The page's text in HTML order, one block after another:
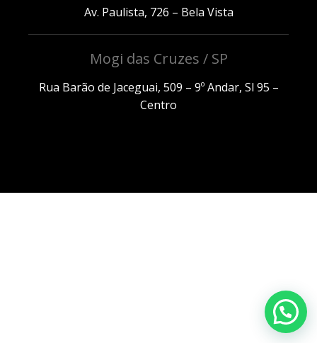
Av. Paulista, 726 – Bela Vista
Mogi das Cruzes / SP
Rua Barão de Jaceguai, 509 – 9º Andar, Sl 95 –
Centro